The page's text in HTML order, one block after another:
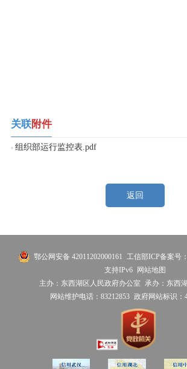
关联附件
组织部运行监控表.pdf
返回
鄂公网安备 42011202000161
工信部ICP备案号
支持IPv6 网站地图
主办：东西湖区人民政府办公室
承办：东西
网站维护电话：83212853 政府网站标识：